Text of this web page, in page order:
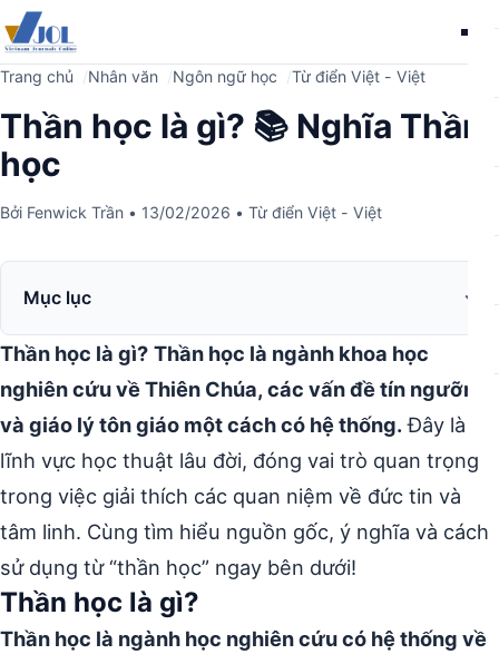
Trang chủ Nhân văn Ngôn ngữ học Từ điển Việt - Việt
Thần học là gì? 📚 Nghĩa Thần
học
Bởi Fenwick Trần • 13/02/2026 • Từ điển Việt - Việt
Mục lục
Thần học là gì? Thần học là ngành khoa học
nghiên cứu về Thiên Chúa, các vấn đề tín ngưỡng
và giáo lý tôn giáo một cách có hệ thống.Đây là
lĩnh vực học thuật lâu đời, đóng vai trò quan trọng
trong việc giải thích các quan niệm về đức tin và
tâm linh. Cùng tìm hiểu nguồn gốc, ý nghĩa và cách
sử dụng từ “thần học” ngay bên dưới!
Thần học là gì?
Thần học là ngành học nghiên cứu có hệ thống về